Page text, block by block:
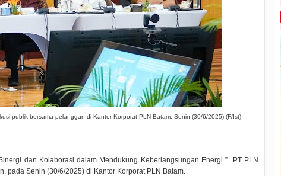
publik bersama pelanggan di Kantor Korporat PLN Batam, Senin (30/6/2025) (F/Ist)
dan Kolaborasi dalam Mendukung Keberlangsungan Energi ” PT PLN
pada Senin (30/6/2025) di Kantor Korporat PLN Batam.